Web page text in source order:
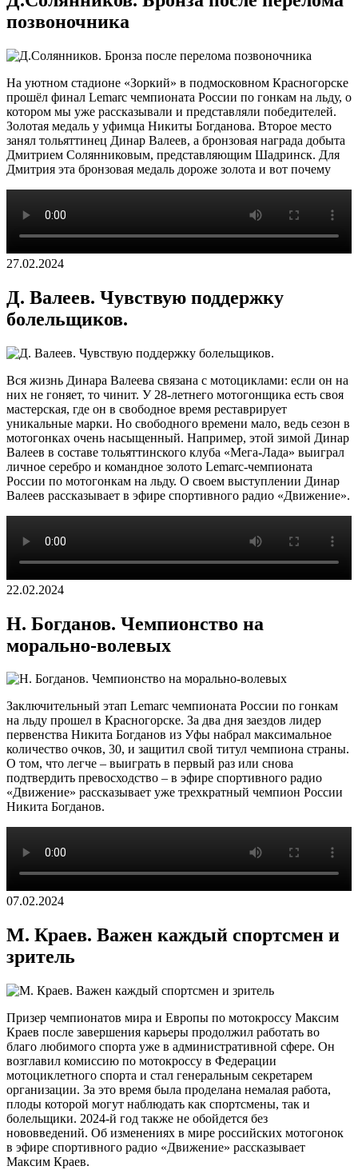
позвоночника
На уютном стадионе «Зоркий» в подмосковном Красногорске
прошёл финал Lemarс чемпионата России по гонкам на льду, о
котором мы уже рассказывали и представляли победителей.
Золотая медаль у уфимца Никиты Богданова. Второе место
занял тольяттинец Динар Валеев, а бронзовая награда добыта
Дмитрием Солянниковым, представляющим Шадринск. Для
Дмитрия эта бронзовая медаль дороже золота и вот почему
27.02.2024
Д. Валеев. Чувствую поддержку
болельщиков.
Вся жизнь Динара Валеева связана с мотоциклами: если он на
них не гоняет, то чинит. У 28-летнего мотогонщика есть своя
мастерская, где он в свободное время реставрирует
уникальные марки. Но свободного времени мало, ведь сезон в
мотогонках очень насыщенный. Например, этой зимой Динар
Валеев в составе тольяттинского клуба «Мега-Лада» выиграл
личное серебро и командное золото Lemarc-чемпионата
России по мотогонкам на льду. О своем выступлении Динар
Валеев рассказывает в эфире спортивного радио «Движение».
22.02.2024
Н. Богданов. Чемпионство на
морально-волевых
Заключительный этап Lemarc чемпионата России по гонкам
на льду прошел в Красногорске. За два дня заездов лидер
первенства Никита Богданов из Уфы набрал максимальное
количество очков, 30, и защитил свой титул чемпиона страны.
О том, что легче – выиграть в первый раз или снова
подтвердить превосходство – в эфире спортивного радио
«Движение» рассказывает уже трехкратный чемпион России
Никита Богданов.
07.02.2024
М. Краев. Важен каждый спортсмен и
зритель
Призер чемпионатов мира и Европы по мотокроссу Максим
Краев после завершения карьеры продолжил работать во
благо любимого спорта уже в административной сфере. Он
возглавил комиссию по мотокроссу в Федерации
мотоциклетного спорта и стал генеральным секретарем
организации. За это время была проделана немалая работа,
плоды которой могут наблюдать как спортсмены, так и
болельщики. 2024-й год также не обойдется без
нововведений. Об изменениях в мире российских мотогонок
в эфире спортивного радио «Движение» рассказывает
Максим Краев.